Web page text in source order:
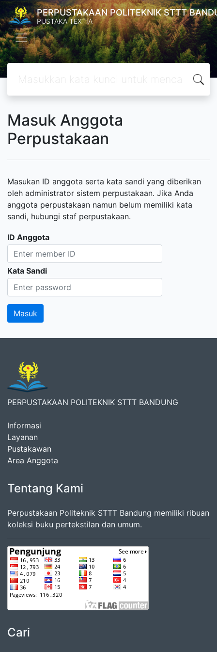
PERPUSTAKAAN POLITEKNIK STTT
PUSTAKA TEXTIA
Masuk Anggota
Perpustakaan
Masukan ID anggota serta kata sandi yang diberikan
oleh administrator sistem perpustakaan. Jika Anda
anggota perpustakaan namun belum memiliki kata
sandi, hubungi staf perpustakaan.
ID Anggota
Kata Sandi
PERPUSTAKAAN POLITEKNIK STTT BANDUNG
Informasi
Layanan
Pustakawan
Area Anggota
Tentang Kami
Perpustakaan Politeknik STTT Bandung memiliki ribuan
koleksi buku pertekstilan dan umum.
Cari